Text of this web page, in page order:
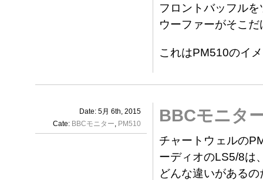
フロントバッフル
ウーファーがそこ
これはPM510のイ
Date: 5月 6th, 2015
Cate: BBCモニター, PM510 BBCモニタ
チャートウェルの
ーディオのLS5/8は
どんな違いがある